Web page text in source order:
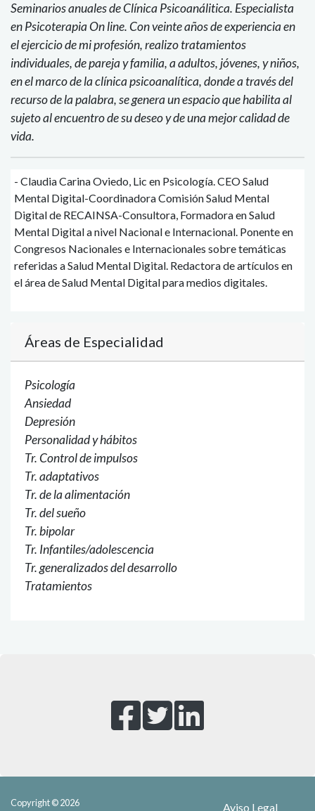
Seminarios anuales de Clínica Psicoanálitica. Especialista
en Psicoterapia On line. Con veinte años de experiencia en
el ejercicio de mi profesión, realizo tratamientos
individuales, de pareja y familia, a adultos, jóvenes, y niños,
en el marco de la clínica psicoanalítica, donde a través del
recurso de la palabra, se genera un espacio que habilita al
sujeto al encuentro de su deseo y de una mejor calidad de
vida.
- Claudia Carina Oviedo, Lic en Psicología. CEO Salud
Mental Digital-Coordinadora Comisión Salud Mental
Digital de RECAINSA-Consultora, Formadora en Salud
Mental Digital a nivel Nacional e Internacional. Ponente en
Congresos Nacionales e Internacionales sobre temáticas
referidas a Salud Mental Digital. Redactora de artículos en
el área de Salud Mental Digital para medios digitales.
Áreas de Especialidad
Psicología
Ansiedad
Depresión
Personalidad y hábitos
Tr. Control de impulsos
Tr. adaptativos
Tr. de la alimentación
Tr. del sueño
Tr. bipolar
Tr. Infantiles/adolescencia
Tr. generalizados del desarrollo
Tratamientos
Copyright © 2026 Aviso Legal